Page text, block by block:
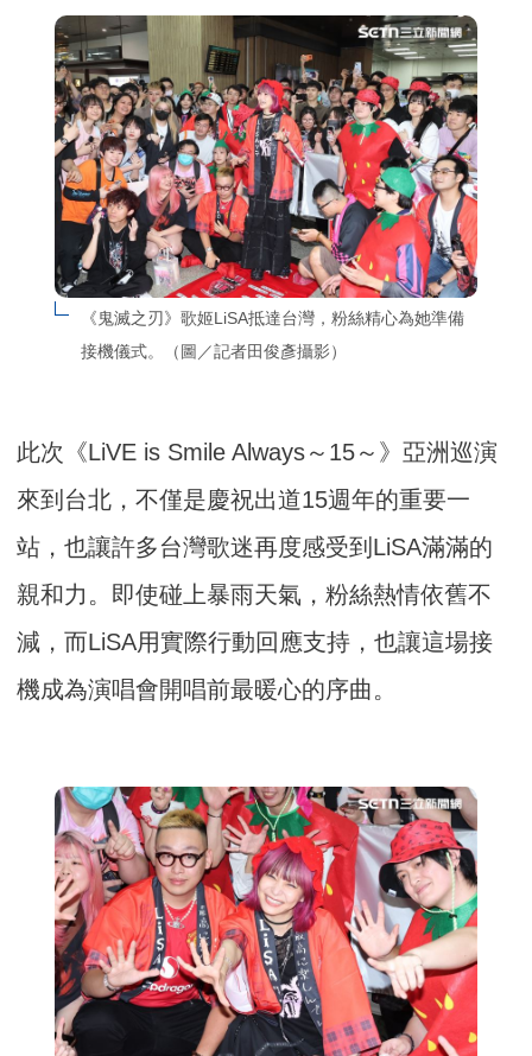
《鬼滅之刃》歌姬LiSA抵達台灣，粉絲精心為她準備
接機儀式。（圖／記者田俊彥攝影）
此次《LiVE is Smile Always～15～》亞洲巡演
來到台北，不僅是慶祝出道15週年的重要一
站，也讓許多台灣歌迷再度感受到LiSA滿滿的
親和力。即使碰上暴雨天氣，粉絲熱情依舊不
減，而LiSA用實際行動回應支持，也讓這場接
機成為演唱會開唱前最暖心的序曲。